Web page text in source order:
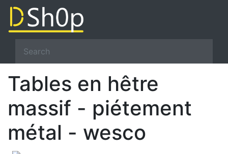
Tables en hêtre
massif - piétement
métal - wesco